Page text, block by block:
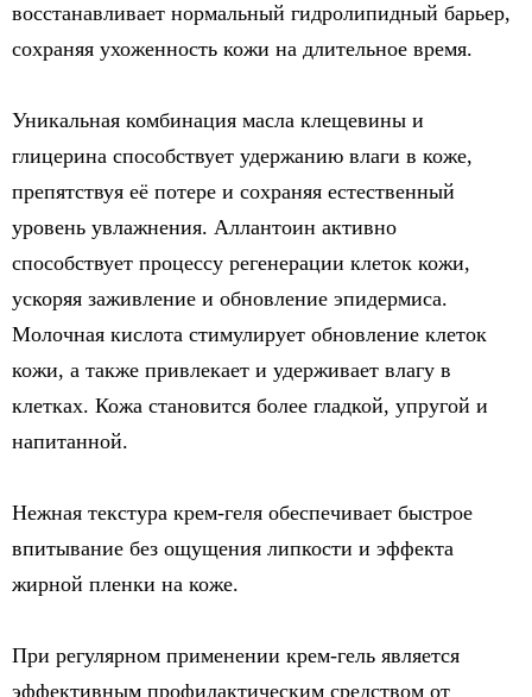
восстанавливает нормальный гидролипидный барьер,
сохраняя ухоженность кожи на длительное время.
Уникальная комбинация масла клещевины и
глицерина способствует удержанию влаги в коже,
препятствуя её потере и сохраняя естественный
уровень увлажнения. Аллантоин активно
способствует процессу регенерации клеток кожи,
ускоряя заживление и обновление эпидермиса.
Молочная кислота стимулирует обновление клеток
кожи, а также привлекает и удерживает влагу в
клетках. Кожа становится более гладкой, упругой и
напитанной.
Нежная текстура крем-геля обеспечивает быстрое
впитывание без ощущения липкости и эффекта
жирной пленки на коже.
При регулярном применении крем-гель является
эффективным профилактическим средством от